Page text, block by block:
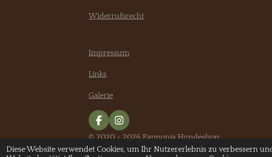
Diese Website verwendet Cookies, um Ihr Nutzererlebnis zu verbessern
Widerrufsrecht
Impressum
Links
Galerie
F
a
e
I
n
t
© 2020 - 2026 Pannonia Hundeshop